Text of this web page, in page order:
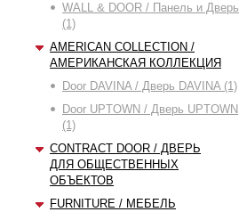
WALL & DOOR / Панель и Дверь
(1)
AMERICAN COLLECTION /
АМЕРИКАНСКАЯ КОЛЛЕКЦИЯ
Door DAVINA / Дверь DAVINA (1)
Door UPTOWN / Дверь UPTOWN
(1)
CONTRACT DOOR / ДВЕРЬ
ДЛЯ ОБЩЕСТВЕННЫХ
ОБЪЕКТОВ
FURNITURE / МЕБЕЛЬ